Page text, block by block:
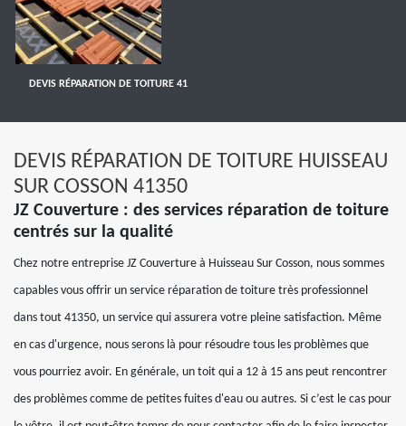
DEVIS RÉPARATION DE TOITURE 41
DEVIS RÉPARATION DE TOITURE HUISSEAU
SUR COSSON 41350
JZ Couverture : des services réparation de toiture
centrés sur la qualité
Chez notre entreprise JZ Couverture à Huisseau Sur Cosson, nous sommes
capables vous offrir un service réparation de toiture très professionnel
dans tout 41350, un service qui assurera votre pleine satisfaction. Même
en cas d'urgence, nous serons là pour résoudre tous les problèmes que
vous pourriez avoir. En générale, un toit qui a 12 à 15 ans peut rencontrer
des problèmes comme de petites fuites d'eau ou autres. Si c’est le cas pour